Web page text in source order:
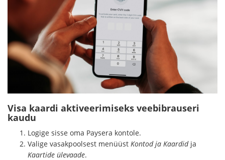
Visa kaardi aktiveerimiseks veebibrauseri
kaudu
Logige sisse oma Paysera kontole.
Valige vasakpoolsest menüüst Kontod ja Kaardidja
Kaartide ülevaade.